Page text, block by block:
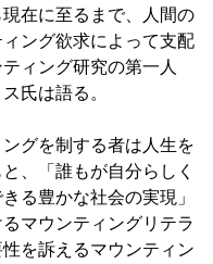
在に至るまで、人間の
ング欲求によって支配
ィング研究の第一人
氏は語る。
グを制する者は人生を
、「誰もが自分らしく
る豊かな社会の実現」
マウンティングリテラ
を訴えるマウンティン